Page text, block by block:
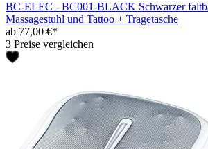
BC-ELEC - BC001-BLACK Schwarzer
Massagestuhl und Tattoo + Tragetasche
ab 77,00 €*
3 Preise vergleichen